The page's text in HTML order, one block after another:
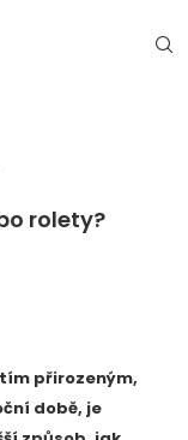
rolety?
přirozeným,
době, je